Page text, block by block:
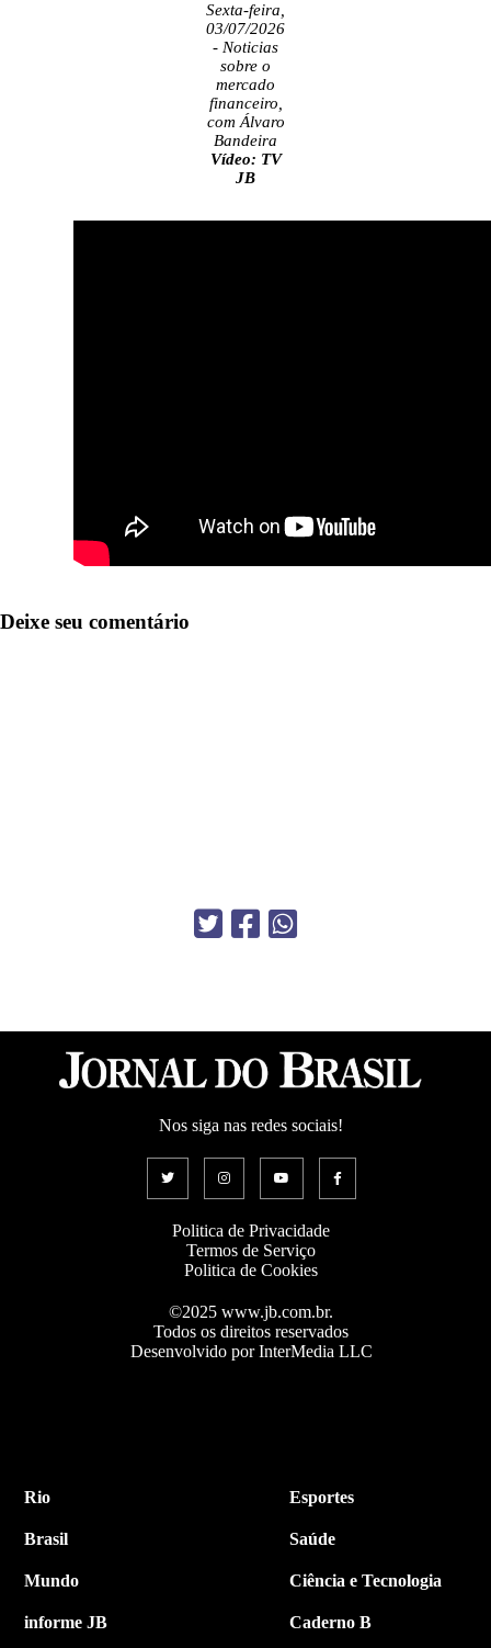
Sexta-feira,
03/07/2026
- Noticias
sobre o
mercado
financeiro,
com Álvaro
Bandeira
Vídeo: TV
JB
Deixe seu comentário
Nos siga nas redes sociais!
Politica de Privacidade
Termos de Serviço
Politica de Cookies
©2025 www.jb.com.br.
Todos os direitos reservados
Desenvolvido por InterMedia LLC
Rio
Brasil
Mundo
informe JB
Esportes
Saúde
Ciência e Tecnologia
Caderno B